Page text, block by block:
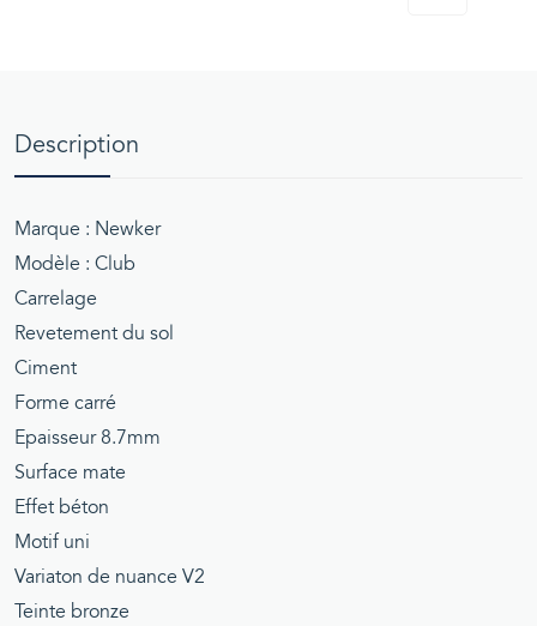
Description
Marque : Newker
Modèle : Club
Carrelage
Revetement du sol
Ciment
Forme carré
Epaisseur 8.7mm
Surface mate
Effet béton
Motif uni
Variaton de nuance V2
Teinte bronze